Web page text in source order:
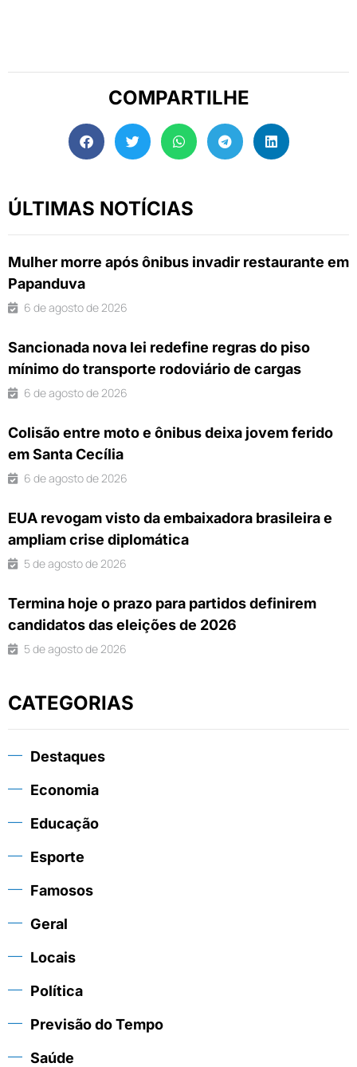
COMPARTILHE
ÚLTIMAS NOTÍCIAS
Mulher morre após ônibus invadir restaurante em
Papanduva
6 de agosto de 2026
Sancionada nova lei redefine regras do piso
mínimo do transporte rodoviário de cargas
6 de agosto de 2026
Colisão entre moto e ônibus deixa jovem ferido
em Santa Cecília
6 de agosto de 2026
EUA revogam visto da embaixadora brasileira e
ampliam crise diplomática
5 de agosto de 2026
Termina hoje o prazo para partidos definirem
candidatos das eleições de 2026
5 de agosto de 2026
CATEGORIAS
Destaques
Economia
Educação
Esporte
Famosos
Geral
Locais
Política
Previsão do Tempo
Saúde